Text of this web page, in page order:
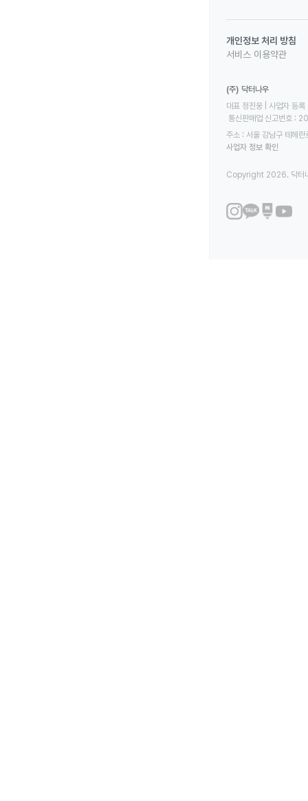
개인정보 처리 방침
서비스 이용약관
(주) 닥터나우
대표 정진웅 | 사업자
통신판매업 신고번호
주소 : 서울 강남구 테헤
사업자 정보 확인
Copyright 2026. 닥터